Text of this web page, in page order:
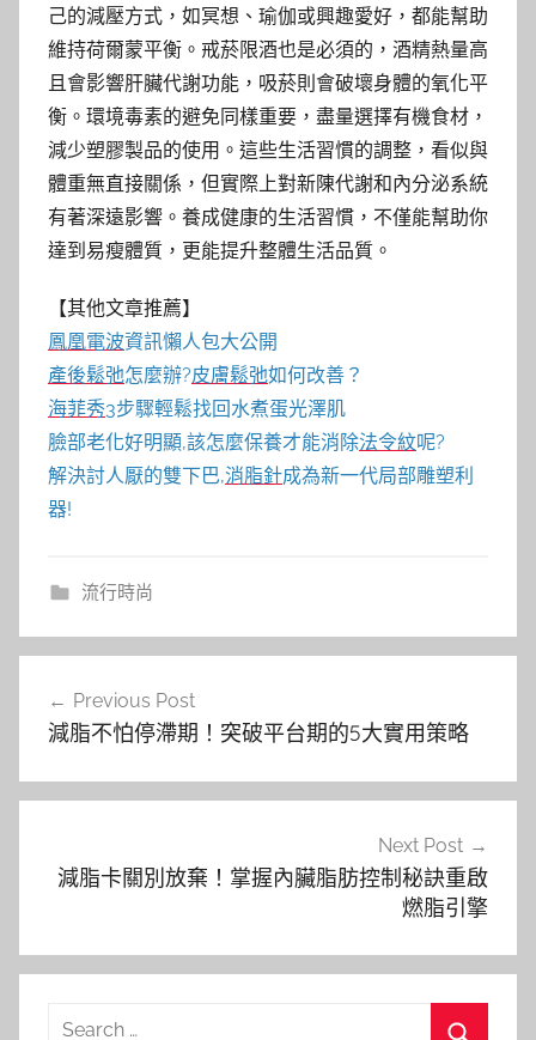
己的減壓方式，如冥想、瑜伽或興趣愛好，都能幫助
維持荷爾蒙平衡。戒菸限酒也是必須的，酒精熱量高
且會影響肝臟代謝功能，吸菸則會破壞身體的氧化平
衡。環境毒素的避免同樣重要，盡量選擇有機食材，
減少塑膠製品的使用。這些生活習慣的調整，看似與
體重無直接關係，但實際上對新陳代謝和內分泌系統
有著深遠影響。養成健康的生活習慣，不僅能幫助你
達到易瘦體質，更能提升整體生活品質。
【其他文章推薦】
鳳凰電波資訊懶人包大公開
產後鬆弛怎麼辦?皮膚鬆弛如何改善？
海菲秀3步驟輕鬆找回水煮蛋光澤肌
臉部老化好明顯,該怎麼保養才能消除法令紋呢?
解決討人厭的雙下巴,消脂針成為新一代局部雕塑利
器!
流行時尚
覽
Previous Post
減脂不怕停滯期！突破平台期的5大實用策略
Next Post
減脂卡關別放棄！掌握內臟脂肪控制秘訣重啟
燃脂引擎
Search